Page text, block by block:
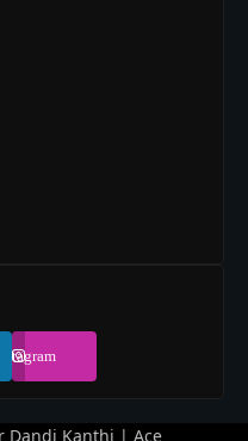
Instagram
Dandi Kanthi | Ace